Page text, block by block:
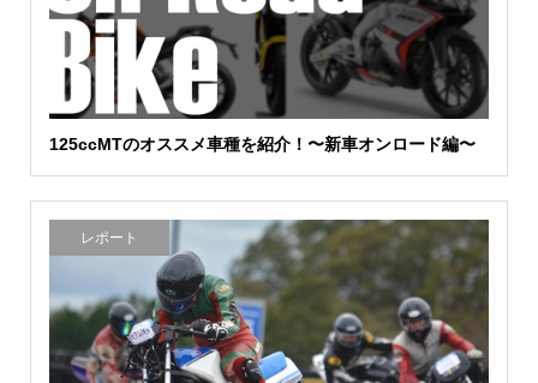
125ccMTのオススメ車種を紹介！〜新車オンロード編〜
レポート